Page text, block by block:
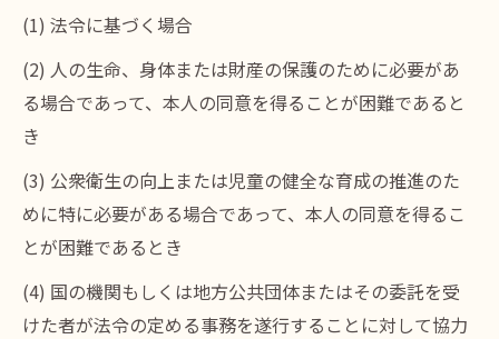
(1) 法令に基づく場合
(2) 人の生命、身体または財産の保護のために必要があ
る場合であって、本人の同意を得ることが困難であると
き
(3) 公衆衛生の向上または児童の健全な育成の推進のた
めに特に必要がある場合であって、本人の同意を得るこ
とが困難であるとき
(4) 国の機関もしくは地方公共団体またはその委託を受
けた者が法令の定める事務を遂行することに対して協力